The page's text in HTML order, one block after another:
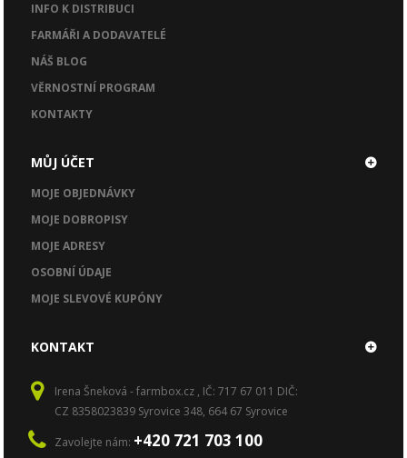
INFO K DISTRIBUCI
FARMÁŘI A DODAVATELÉ
NÁŠ BLOG
VĚRNOSTNÍ PROGRAM
KONTAKTY
MŮJ ÚČET
MOJE OBJEDNÁVKY
MOJE DOBROPISY
MOJE ADRESY
OSOBNÍ ÚDAJE
MOJE SLEVOVÉ KUPÓNY
KONTAKT
Irena Šneková - farmbox.cz , IČ: 717 67 011 DIČ:
CZ 8358023839 Syrovice 348, 664 67 Syrovice
Zavolejte nám: +420 721 703 100